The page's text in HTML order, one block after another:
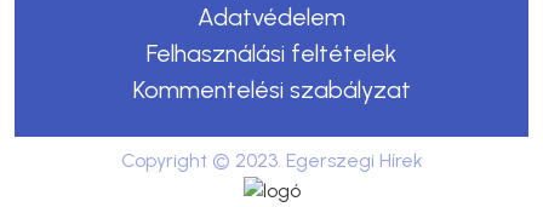
Adatvédelem
Felhasználási feltételek
Kommentelési szabályzat
Copyright © 2023. Egerszegi Hírek